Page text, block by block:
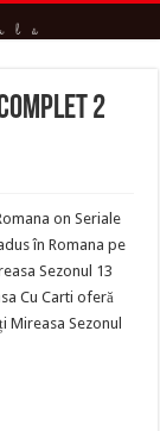
2
on Seriale
în Romana pe
Sezonul 13
Cu Carti oferă
Mireasa Sezonul